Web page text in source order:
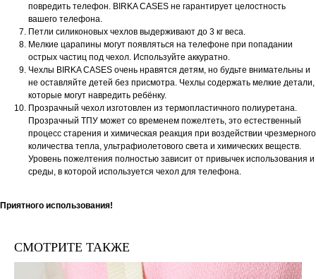
повредить телефон. BIRKA CASES не гарантирует целостность
вашего телефона.
Петли силиконовых чехлов выдерживают до 3 кг веса.
Мелкие царапины могут появляться на телефоне при попадании
острых частиц под чехол. Используйте аккуратно.
Чехлы BIRKA CASES очень нравятся детям, но будьте внимательны и
не оставляйте детей без присмотра. Чехлы содержать мелкие детали,
которые могут навредить ребёнку.
Прозрачный чехол изготовлен из термопластичного полиуретана.
Прозрачный ТПУ может со временем пожелтеть, это естественный
процесс старения и химическая реакция при воздействии чрезмерного
количества тепла, ультрафиолетового света и химических веществ.
Уровень пожелтения полностью зависит от привычек использования и
среды, в которой используется чехол для телефона.
Приятного использования!
СМОТРИТЕ ТАКЖЕ